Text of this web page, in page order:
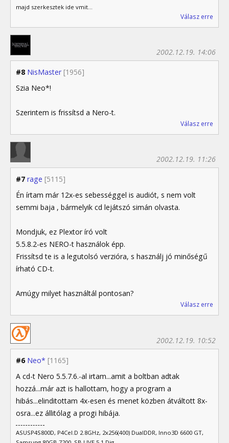
majd szerkesztek ide vmit...
Válasz erre
#8 NisMaster [1956]
2002.12.19. 14:06
Szia Neo*!
Szerintem is frissítsd a Nero-t.
Válasz erre
#7 rage [5115]
2002.12.19. 11:26
Én írtam már 12x-es sebességgel is audiót, s nem volt
semmi baja , bármelyik cd lejátszó simán olvasta.
Mondjuk, ez Plextor író volt
5.5.8.2-es NERO-t használok épp.
Frissítsd te is a legutolsó verzióra, s használj jó minőségű
írható CD-t.
Amúgy milyet használtál pontosan?
Válasz erre
#6 Neo* [1165]
2002.12.19. 10:52
A cd-t Nero 5.5.7.6.-al irtam...amit a boltban adtak
hozzá...már azt is hallottam, hogy a program a
hibás...elinditottam 4x-esen és menet közben átváltott 8x-
osra...ez állitólag a progi hibája.
ASUSP4S800D, P4Cel.D 2.8GHz, 2x256(400) DualDDR, Inno3D 6600 GT,